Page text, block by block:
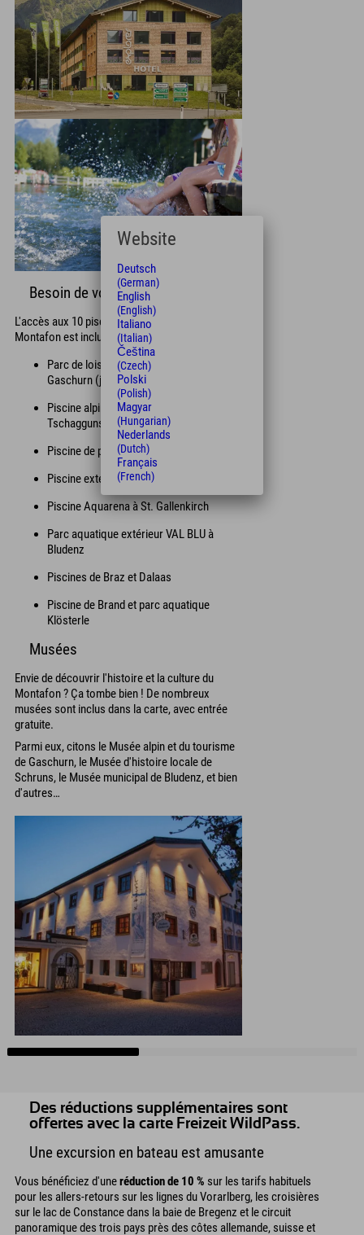
Besoin de vous rafraîchir ?
L'accès aux 10 piscines extérieures de
Montafon est inclus avec cette carte.
Parc de loisirs Mountain Beach à
Gaschurn (juste à côté de l'hôtel)*
Piscine alpine Montafon à Schruns-
Tschagguns
Piscine de plaisance Vandans
Piscine extérieure Partenen
Piscine Aquarena à St. Gallenkirch
Parc aquatique extérieur VAL BLU à
Bludenz
Piscines de Braz et Dalaas
Piscine de Brand et parc aquatique
Klösterle
Musées
Envie de découvrir l'histoire et la culture du
Montafon ? Ça tombe bien ! De nombreux
musées sont inclus dans la carte, avec entrée
gratuite.
Parmi eux, citons le Musée alpin et du tourisme
de Gaschurn, le Musée d'histoire locale de
Schruns, le Musée municipal de Bludenz, et bien
d'autres…
Des réductions supplémentaires sont
offertes avec la carte Freizeit WildPass.
Une excursion en bateau est amusante
Vous bénéficiez d'uneréduction de 10 % sur les tarifs habituels
pour les allers-retours sur les lignes du Vorarlberg, les croisières
sur le lac de Constance dans la baie de Bregenz et le circuit
panoramique des trois pays près des côtes allemande, suisse et
Website
Deutsch
(German)
English
(English)
Italiano
(Italian)
Čeština
(Czech)
Polski
(Polish)
Magyar
(Hungarian)
Nederlands
(Dutch)
Français
(French)